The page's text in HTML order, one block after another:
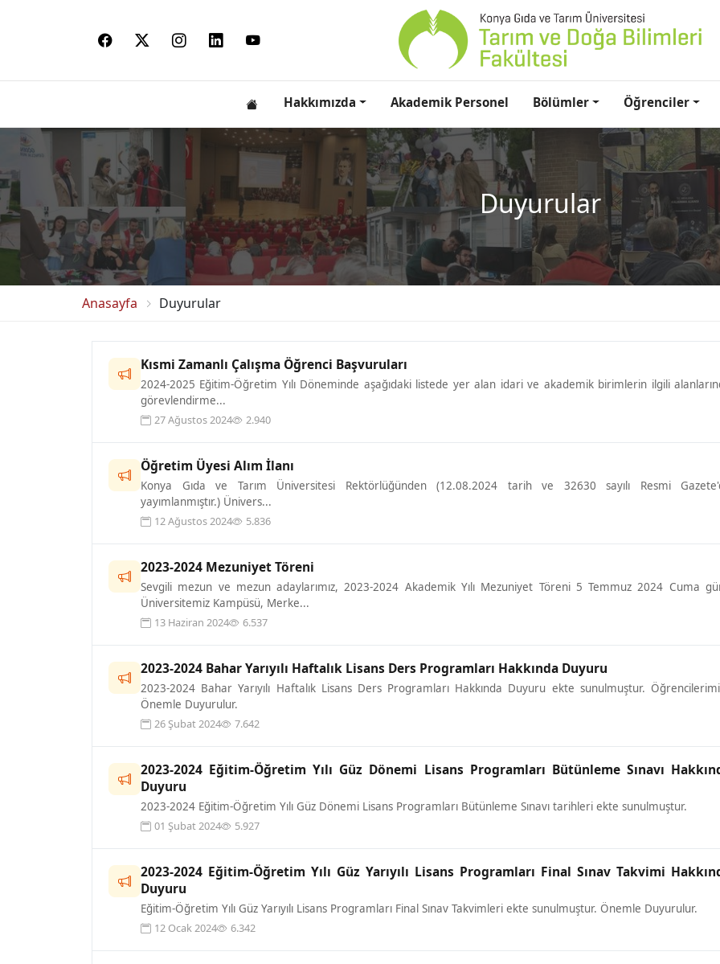
Hakkımızda Akademik Personel Bölümler Öğrenciler
Duyurular
Anasayfa Duyurular
Kısmi Zamanlı Çalışma Öğrenci Başvuruları
2024-2025 Eğitim-Öğretim Yılı Döneminde aşağıdaki listede yer alan idari ve akademik birimlerin ilgili
görevlendirme...
27 Ağustos 2024
2.940
Öğretim Üyesi Alım İlanı
Konya Gıda ve Tarım Üniversitesi Rektörlüğünden (12.08.2024 tarih ve 32630 sayılı Resmi
yayımlanmıştır.) Ünivers...
12 Ağustos 2024
5.836
2023-2024 Mezuniyet Töreni
Sevgili mezun ve mezun adaylarımız, 2023-2024 Akademik Yılı Mezuniyet Töreni 5 Temmuz 2024 Cuma
Üniversitemiz Kampüsü, Merke...
13 Haziran 2024
6.537
2023-2024 Bahar Yarıyılı Haftalık Lisans Ders Programları Hakkında Duyuru
2023-2024 Bahar Yarıyılı Haftalık Lisans Ders Programları Hakkında Duyuru ekte sunulmuştur.
Önemle Duyurulur.
26 Şubat 2024
7.642
2023-2024 Eğitim-Öğretim Yılı Güz Dönemi Lisans Programları Bütünleme Sınavı
Duyuru
2023-2024 Eğitim-Öğretim Yılı Güz Dönemi Lisans Programları Bütünleme Sınavı tarihleri ekte sunulmuştur.
01 Şubat 2024
5.927
2023-2024 Eğitim-Öğretim Yılı Güz Yarıyılı Lisans Programları Final Sınav Takvimi
Duyuru
Eğitim-Öğretim Yılı Güz Yarıyılı Lisans Programları Final Sınav Takvimleri ekte sunulmuştur. Önemle Duyurulur.
12 Ocak 2024
6.342